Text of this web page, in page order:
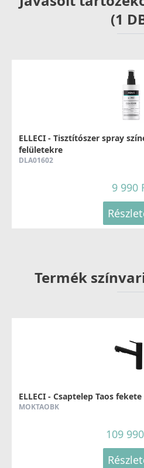
(1
ELLECI - Tisztítószer spray
felületekre
DLA01602
9 990
Termék
ELLECI - Csaptelep Taos fekete
MOKTAOBK
109